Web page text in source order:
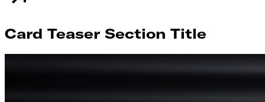
Card Teaser Section Title